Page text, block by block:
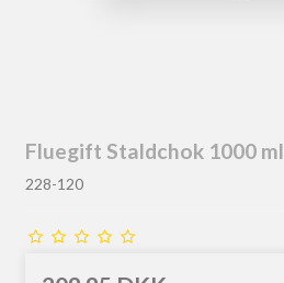
Fluegift Staldchok 1000 ml
228-120